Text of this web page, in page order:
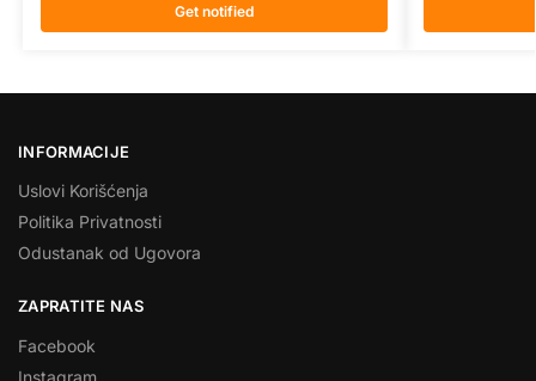
Get notified
INFORMACIJE
Uslovi Korišćenja
Politika Privatnosti
Odustanak od Ugovora
ZAPRATITE NAS
Facebook
Instagram